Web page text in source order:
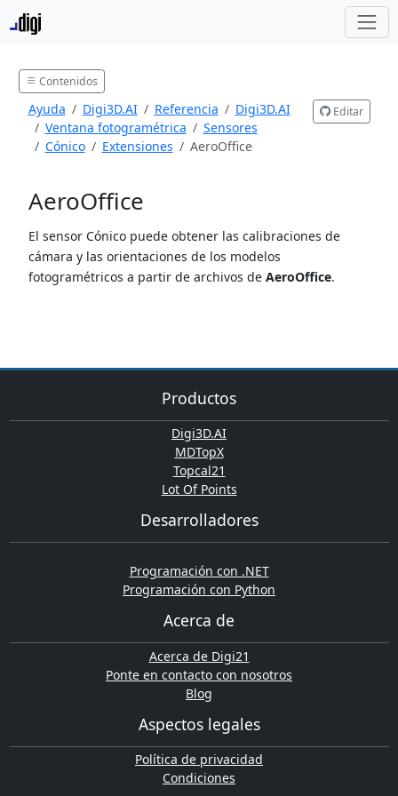
Contenidos
Ayuda Digi3D.AI Referencia
Digi3D.AI
Ventana fotogramétrica
Sensores
Cónico
Extensiones AeroOffice
Editar
AeroOffice
El sensor Cónico puede obtener las calibraciones de
cámara y las orientaciones de los modelos
fotogramétricos a partir de archivos de AeroOffice.
Productos
Digi3D.AI
MDTopX
Topcal21
Lot Of Points
Desarrolladores
Programación con .NET
Programación con Python
Acerca de
Acerca de Digi21
Ponte en contacto con nosotros
Blog
Aspectos legales
Política de privacidad
Condiciones